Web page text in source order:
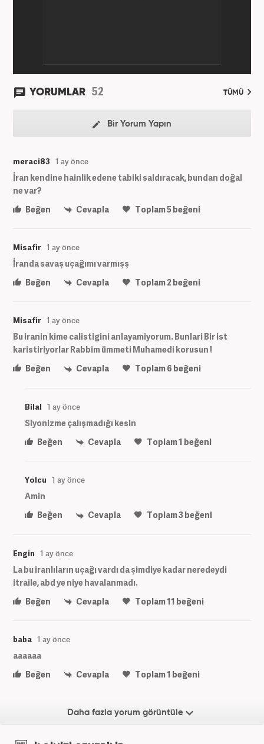
YORUMLAR 52 TÜMÜ
Bir Yorum Yapın
meraci83 1 ay önce
İran kendine hainlik edene tabiki saldıracak, bundan doğal
ne var?
Beğen
Cevapla Toplam5beğeni
Misafir 1 ay önce
İranda savaş uçağımı varmışş
Beğen
Cevapla Toplam2beğeni
Misafir 1 ay önce
Bu iranin kime calistigini anlayamiyorum. Bunlari Bir ist
karistiriyorlar Rabbim ümmeti Muhamedi korusun !
Beğen
Cevapla Toplam6 beğeni
Bilal 1 ay önce
Siyonizme çalışmadığı kesin
Beğen
Cevapla Toplam1 beğeni
Yolcu 1 ay önce
Amin
Beğen
Cevapla Toplam3beğeni
Engin 1 ay önce
La bu iranlıların uçağı vardı da şimdiye kadar neredeydi
itraile, abd ye niye havalanmadı.
Beğen
Cevapla Toplam11 beğeni
baba 1 ay önce
aaaaaa
Beğen
Cevapla Toplam1 beğeni
Daha fazla yorum görüntüle